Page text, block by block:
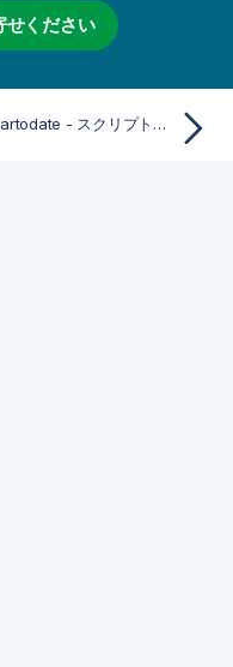
せください
inyeartodate - スクリプトおよびチャート関数